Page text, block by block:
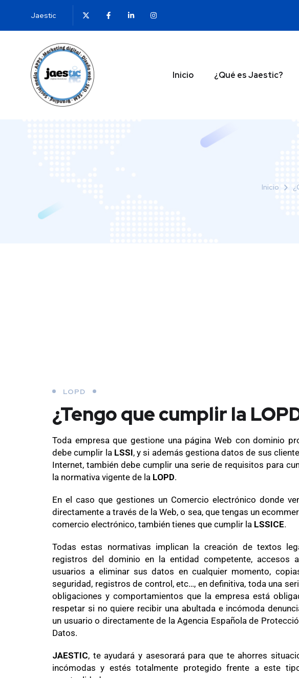
Jaestic
Inicio ¿Qué es Jaestic?
Inicio
LOPD
¿Tengo que cumplir la
Toda empresa que gestione una página Web con dominio
debe cumplir la LSSI, y si además gestiona datos de sus
Internet, también debe cumplir una serie de requisitos para
la normativa vigente de la LOPD.
En el caso que gestiones un Comercio electrónico donde
directamente a través de la Web, o sea, que tengas un
comercio electrónico, también tienes que cumplir la LSSICE.
Todas estas normativas implican la creación de textos
registros del dominio en la entidad competente, accesos
usuarios a eliminar sus datos en cualquier momento,
seguridad, registros de control, etc…, en definitiva, toda una
obligaciones y comportamientos que la empresa está
respetar si no quiere recibir una abultada e incómoda
un usuario o directamente de la Agencia Española de
Datos.
JAESTIC, te ayudará y asesorará para que te ahorres
incómodas y estés totalmente protegido frente a este